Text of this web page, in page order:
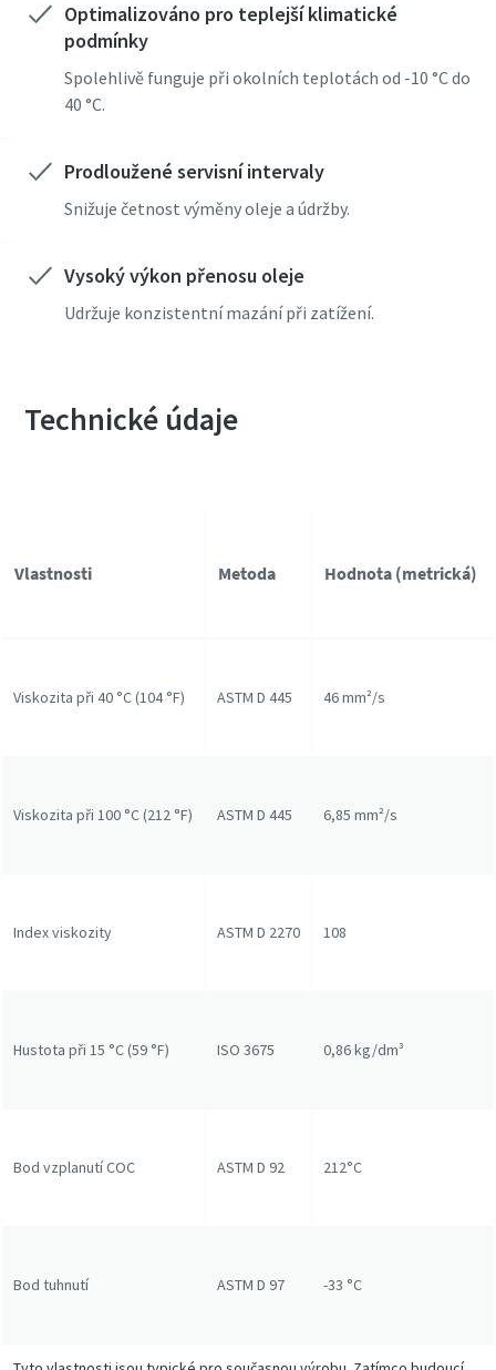
Optimalizováno pro teplejší klimatické
podmínky
Spolehlivě funguje při okolních teplotách od -10 °C do
40 °C.
Prodloužené servisní intervaly
Snižuje četnost výměny oleje a údržby.
Vysoký výkon přenosu oleje
Udržuje konzistentní mazání při zatížení.
Technické údaje
Vlastnosti Metoda Hodnota (metrická)
Viskozita při 40 °C (104 °F) ASTM D 445 46 mm²/s
Viskozita při 100 °C (212 °F) ASTM D 445 6,85 mm²/s
Index viskozity ASTM D 2270 108
Hustota při 15 °C (59 °F) ISO 3675 0,86 kg/dm³
Bod vzplanutí COC ASTM D 92 212°C
Bod tuhnutí ASTM D 97 -33 °C